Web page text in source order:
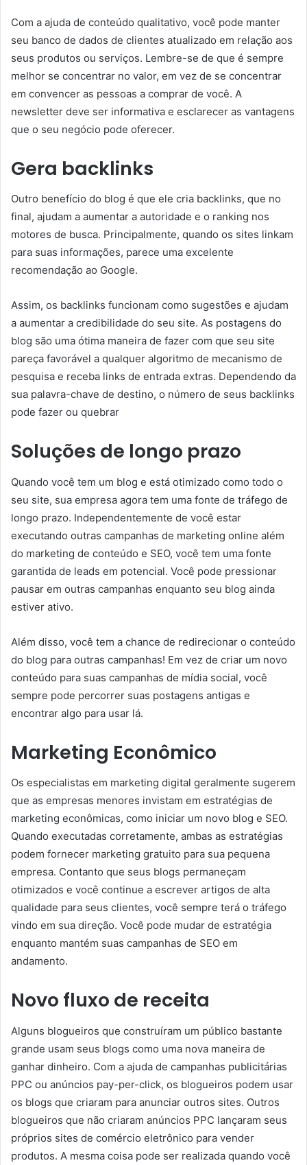
Com a ajuda de conteúdo qualitativo, você pode manter
seu banco de dados de clientes atualizado em relação aos
seus produtos ou serviços. Lembre-se de que é sempre
melhor se concentrar no valor, em vez de se concentrar
em convencer as pessoas a comprar de você. A
newsletter deve ser informativa e esclarecer as vantagens
que o seu negócio pode oferecer.
Gera backlinks
Outro benefício do blog é que ele cria backlinks, que no
final, ajudam a aumentar a autoridade e o ranking nos
motores de busca. Principalmente, quando os sites linkam
para suas informações, parece uma excelente
recomendação ao Google.
Assim, os backlinks funcionam como sugestões e ajudam
a aumentar a credibilidade do seu site. As postagens do
blog são uma ótima maneira de fazer com que seu site
pareça favorável a qualquer algoritmo de mecanismo de
pesquisa e receba links de entrada extras. Dependendo da
sua palavra-chave de destino, o número de seus backlinks
pode fazer ou quebrar
Soluções de longo prazo
Quando você tem um blog e está otimizado como todo o
seu site, sua empresa agora tem uma fonte de tráfego de
longo prazo. Independentemente de você estar
executando outras campanhas de marketing online além
do marketing de conteúdo e SEO, você tem uma fonte
garantida de leads em potencial. Você pode pressionar
pausar em outras campanhas enquanto seu blog ainda
estiver ativo.
Além disso, você tem a chance de redirecionar o conteúdo
do blog para outras campanhas! Em vez de criar um novo
conteúdo para suas campanhas de mídia social, você
sempre pode percorrer suas postagens antigas e
encontrar algo para usar lá.
Marketing Econômico
Os especialistas em marketing digital geralmente sugerem
que as empresas menores invistam em estratégias de
marketing econômicas, como iniciar um novo blog e SEO.
Quando executadas corretamente, ambas as estratégias
podem fornecer marketing gratuito para sua pequena
empresa. Contanto que seus blogs permaneçam
otimizados e você continue a escrever artigos de alta
qualidade para seus clientes, você sempre terá o tráfego
vindo em sua direção. Você pode mudar de estratégia
enquanto mantém suas campanhas de SEO em
andamento.
Novo fluxo de receita
Alguns blogueiros que construíram um público bastante
grande usam seus blogs como uma nova maneira de
ganhar dinheiro. Com a ajuda de campanhas publicitárias
PPC ou anúncios pay-per-click, os blogueiros podem usar
os blogs que criaram para anunciar outros sites. Outros
blogueiros que não criaram anúncios PPC lançaram seus
próprios sites de comércio eletrônico para vender
produtos. A mesma coisa pode ser realizada quando você